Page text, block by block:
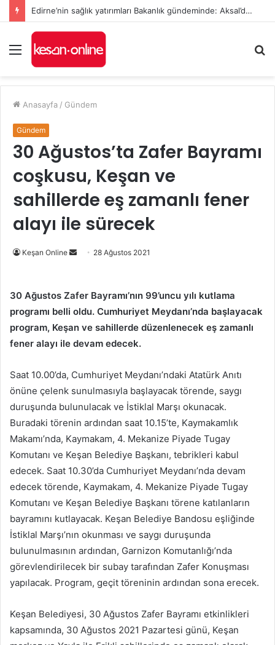
Edirne’nin sağlık yatırımları Bakanlık gündeminde: Aksal’dan Keşan için iki önemli talep
Menü
...
Anasayfa / Gündem
Gündem
30 Ağustos’ta Zafer Bayramı
coşkusu, Keşan ve
sahillerde eş zamanlı fener
alayı ile sürecek
Keşan Online
Bir
göndermek
28 Ağustos 2021
30 Ağustos Zafer Bayramı’nın 99’uncu yılı kutlama
programı belli oldu. Cumhuriyet Meydanı’nda başlayacak
program, Keşan ve sahillerde düzenlenecek eş zamanlı
fener alayı ile devam edecek.
Saat 10.00’da, Cumhuriyet Meydanı’ndaki Atatürk Anıtı
önüne çelenk sunulmasıyla başlayacak törende, saygı
duruşunda bulunulacak ve İstiklal Marşı okunacak.
Buradaki törenin ardından saat 10.15’te, Kaymakamlık
Makamı’nda, Kaymakam, 4. Mekanize Piyade Tugay
Komutanı ve Keşan Belediye Başkanı, tebrikleri kabul
edecek. Saat 10.30’da Cumhuriyet Meydanı’nda devam
edecek törende, Kaymakam, 4. Mekanize Piyade Tugay
Komutanı ve Keşan Belediye Başkanı törene katılanların
bayramını kutlayacak. Keşan Belediye Bandosu eşliğinde
İstiklal Marşı’nın okunması ve saygı duruşunda
bulunulmasının ardından, Garnizon Komutanlığı’nda
görevlendirilecek bir subay tarafından Zafer Konuşması
yapılacak. Program, geçit töreninin ardından sona erecek.
Keşan Belediyesi, 30 Ağustos Zafer Bayramı etkinlikleri
kapsamında, 30 Ağustos 2021 Pazartesi günü, Keşan